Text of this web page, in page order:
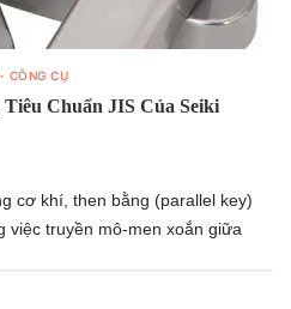
CÔNG CỤ
Chuẩn JIS Của Seiki
cơ khí, then bằng (parallel key)
việc truyền mô-men xoắn giữa